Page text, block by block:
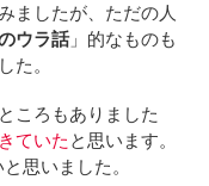
ましたが、ただの人
ウラ話」的なものも
た。
ころもありました
ていた と思います。
思いました。